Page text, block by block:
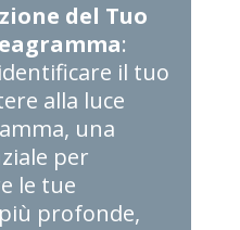
del Tuo
:
il tuo
alla luce
una
per
le tue
profonde,